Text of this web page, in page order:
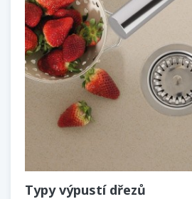
Typy výpustí dřezů